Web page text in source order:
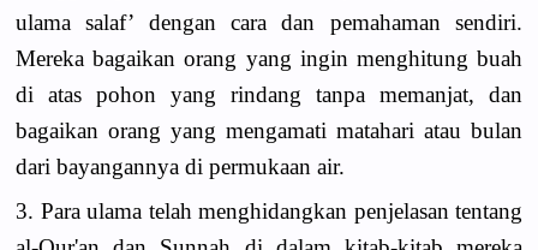
ulama salaf’ dengan cara dan pemahaman sendiri.
Mereka bagaikan orang yang ingin menghitung buah
di atas pohon yang rindang tanpa memanjat, dan
bagaikan orang yang mengamati matahari atau bulan
dari bayangannya di permukaan air.
3. Para ulama telah menghidangkan penjelasan tentang